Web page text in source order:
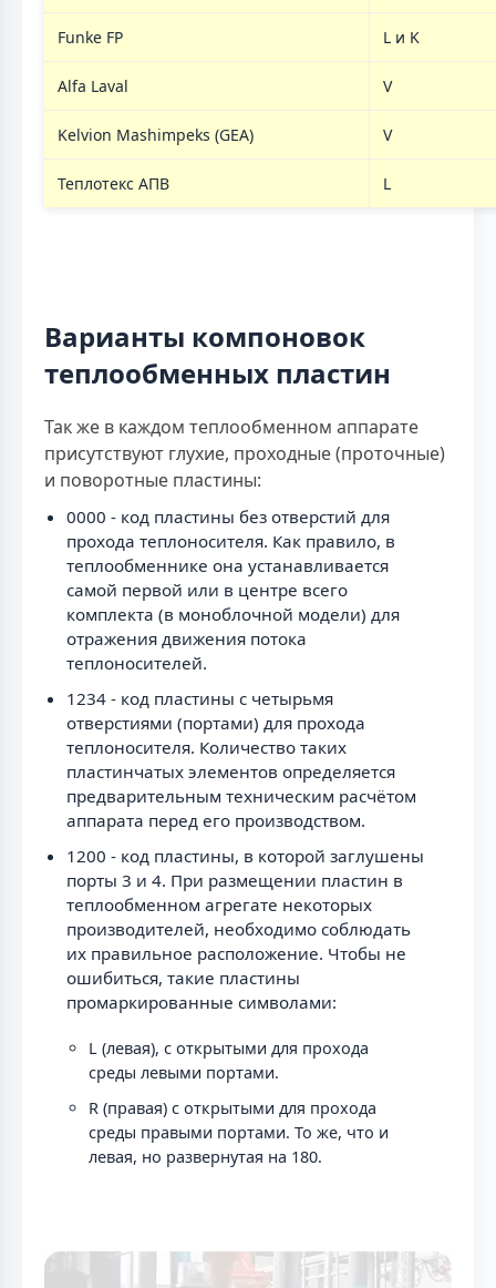
Funke FP L и K
Alfa Laval V
Kelvion Mashimpeks (GEA) V
Теплотекс АПВ L
Варианты компоновок
теплообменных пластин
Так же в каждом теплообменном аппарате
присутствуют глухие, проходные (проточные)
и поворотные пластины:
0000 - код пластины без отверстий для
прохода теплоносителя. Как правило, в
теплообменнике она устанавливается
самой первой или в центре всего
комплекта (в моноблочной модели) для
отражения движения потока
теплоносителей.
1234 - код пластины с четырьмя
отверстиями (портами) для прохода
теплоносителя. Количество таких
пластинчатых элементов определяется
предварительным техническим расчётом
аппарата перед его производством.
1200 - код пластины, в которой заглушены
порты 3 и 4. При размещении пластин в
теплообменном агрегате некоторых
производителей, необходимо соблюдать
их правильное расположение. Чтобы не
ошибиться, такие пластины
промаркированные символами:
L (левая), с открытыми для прохода
среды левыми портами.
R (правая) с открытыми для прохода
среды правыми портами. То же, что и
левая, но развернутая на 180.